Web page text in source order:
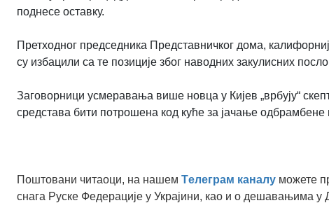
поднесе оставку.
Претходног председника Представничког дома,
су избацили са те позиције због наводних закулисних
Заговорници усмеравања више новца у Кијев „врбују“
средстава бити потрошена код куће за јачање
Поштовани читаоци, на нашем Tелеграм каналу можете
снага Руске Федерације у Украјини, као и о дешавањима у